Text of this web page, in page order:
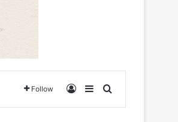
Follow Log InSidebarSearch for